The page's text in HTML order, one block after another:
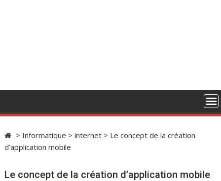
> Informatique >internet > Le concept de la création
d’application mobile
Le concept de la création d’application mobile